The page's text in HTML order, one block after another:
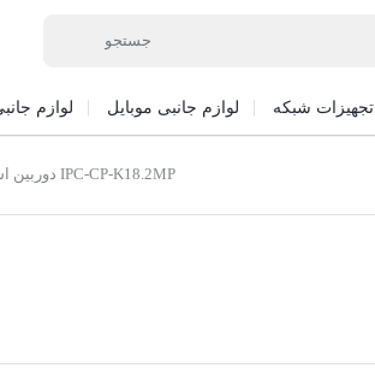
لوازم لوازم جانبی موبایل تجهیزات شبکه
دوربین اسپیددام IPC-CP-K18.2MP